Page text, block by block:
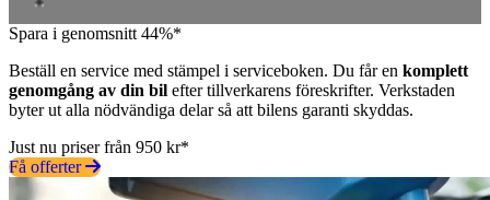
Spara i genomsnitt 44%*
Beställ en service med stämpel i serviceboken. Du får en komplett
genomgång av din bil efter tillverkarens föreskrifter. Verkstaden
byter ut alla nödvändiga delar så att bilens garanti skyddas.
Just nu priser från 950 kr*
Få offerter